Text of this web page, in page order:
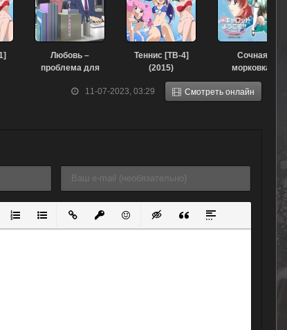
11-07-2023, 03:29 Смотреть онлайн
Любовь –
проблема для
Теннис [ТВ-4]
(2015)
Сочная
морковка:
История любви
Саяки (2002)
Нумерованный список
Маркированный список
Вставить ссылку
Вставить защищенную ссылку
Вставить смайлик
Вставка скрытого текста
Вставка цитаты
Вставка спойлера